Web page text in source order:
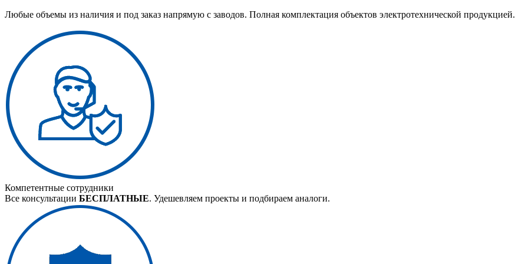
Любые объемы из наличия и под заказ напрямую с заводов. Полная комплектация объектов электротехнической продукцией.
Компетентные сотрудники
Все консультации БЕСПЛАТНЫЕ. Удешевляем проекты и подбираем аналоги.